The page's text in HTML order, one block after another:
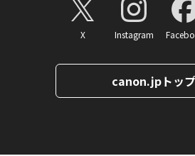
X Instagram
canon.jpトッ